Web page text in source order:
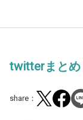
twitterまとめ
share：